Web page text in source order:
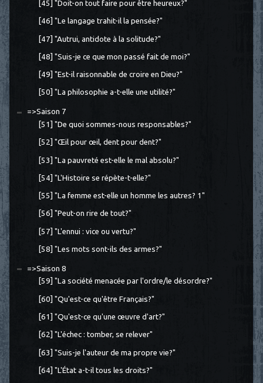
[45] "Doit-on tout faire pour être heureux?"
[46] "Le langage trahit-il la pensée?"
[47] "Autrui, antidote à la solitude?"
[48] "Suis-je ce que mon passé fait de moi?"
[49] "Est-il raisonnable de croire en Dieu?"
[50] "La philosophie a-t-elle une utilité?"
=>Saison 7
[51] "De quoi sommes-nous responsables?"
[52] "Œil pour œil, dent pour dent?"
[53] "La pauvreté est-elle le mal absolu?"
[54] "L'Histoire se répète-t-elle?"
[55] "La femme est-elle un homme les autres? 1"
[56] "Peut-on rire de tout?"
[57] "L'ennui : vice ou vertu?"
[58] "Les mots sont-ils des armes?"
=>Saison 8
[59] "La société menacée par l'ordre/le désordre?"
[60] "Qu'est-ce qu'être Français?"
[61] "Qu'est-ce qu'une œuvre d'art?"
[62] "L'échec : tomber, se relever"
[63] "Suis-je l'auteur de ma propre vie?"
[64] "L'État a-t-il tous les droits?"